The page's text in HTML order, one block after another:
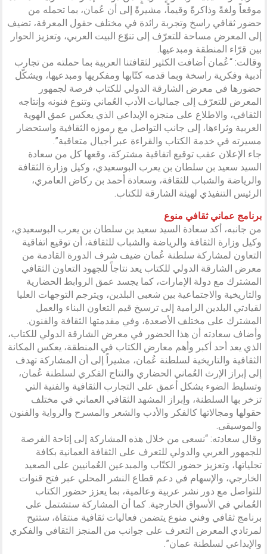
موقعاً ولغةً وذاكرةً وقيماً، مشيرةً إلى أن عُمان، بما تحمله من
حضور ثقافي راسخ وتجربة رائدة في مختلف حقول المعرفة، تضيف
إلى المعرض مساحة للتعرّف إلى تنوّع البيت العربي، وتعزيز الحوار
بين قرّاء المنطقة ومبدعيها.
وقالت: “عُمان أضافت الكثير لثقافتنا العربية بما حملته من تجارب
أدبية وفكرية راسخة وبما قدمه كتّابها ومفكريها ومبدعيها، ويشكّل
حضورها في معرض الشارقة الدولي للكتاب فرصة لجمهور
المعرض للتعرّف إلى جماليات الأدب العُماني وتنوع فنونه وإنتاجه
الثقافي، والاطلاع على منجزه الإبداعي الذي يعكس عمق الهوية
العربية وثراءها، إلى جانب التواصل مع رموزه الثقافية واستحضار
مسيرته في خدمة الكتاب والقراءة عبر أجيال متعاقبة”.
جاء الإعلان عقب توقيع اتفاقية مشتركة، وقعها كل من سعادة
السيد سعيد بن سلطان بن يعرب البوسعيدي، وكيل وزارة الثقافة
والرياضة والشباب للثقافة، وسعادة أحمد بن ركاض العامري،
الرئيس التنفيذي لهيئة الشارقة للكتاب.
برنامج عماني ثقافي منوع
من جانبه، أكد سعادة السيد سعيد بن سلطان بن يعرب البوسعيدي،
وكيل وزارة الثقافة والرياضة والشباب للثقافة، أن توقيع اتفاقية
التعاون لمشاركة سلطنة عُمان ضيف شرف الدورة القادمة من
معرض الشارقة الدولي للكتاب يعد نتاجاً للجهود التعاون الثقافي
المشترك مع دولة الإمارات، كما يجسد عمق الروابط الحضارية
والتاريخية والاجتماعية بين شعبي البلدين، ويترجم التوجهات العليا
لقيادتي البلدين الرامية إلى ترسيخ قيم التعاون البناء والعمل
المشترك على مختلف الأصعدة، وفي مقدمتها الثقافة والفنون.
وأضاف سعادته أن هذا الحضور في معرض الشارقة الدولي للكتاب،
الذي يعد أحد أكبر وأهم معارض الكتاب في المنطقة، يعكس المكانة
الثقافية والتاريخية لسلطنة عُمان، مشيراً إلى أن المشاركة تهدف
إلى إبراز الإرث العُماني الحضاري والنتاج الفكري لسلطنة عُمان،
وتسليط الضوء بشكل أعمق على التجارب الثقافية والفنية التي
تزخر بها السلطنة، وإبراز المشهد الثقافي العماني في مختلف
حقولها ومجالاتها كالفكر والأدب والشعر والمسرح والرواية والفنون
والموسيقى.
وقال سعادته: “نسعى من خلال هذه المشاركة إلى إتاحة الفرصة
للجمهور العربي والدولي للتعرف على الثقافة العمانية بكافة
تجلياتها، وتعزيز حضور الكتّاب والمبدعين العُمانيين على الصعيد
الخارجي، والإسهام في دعم قطاع النشر المحلي عبر فتح قنوات
للتواصل مع دور نشر عربية وعالمية، بما يعزز حضور الكتاب
العُماني في الأسواق الخارجية. كما أن المشاركة ستشتمل على
برنامج ثقافي وفني منوع يتضمن فعاليات ثقافية منتقاة، ستتيح
لمرتادي المعرض التعرف على جوانب من المنجز الثقافي والفكري
والإبداعي لسلطنة عمان”.